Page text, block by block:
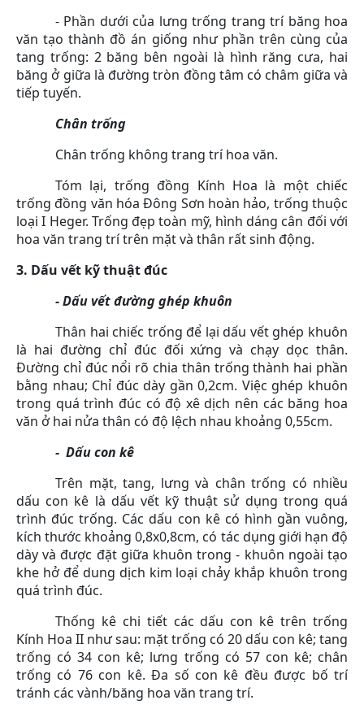
- Phần dưới của lưng trống trang trí băng hoa
văn tạo thành đồ án giống như phần trên cùng của
tang trống: 2 băng bên ngoài là hình răng cưa, hai
băng ở giữa là đường tròn đồng tâm có châm giữa và
tiếp tuyến.
Chân trống
Chân trống không trang trí hoa văn.
Tóm lại, trống đồng Kính Hoa là một chiếc
trống đồng văn hóa Đông Sơn hoàn hảo, trống thuộc
loại I Heger. Trống đẹp toàn mỹ, hình dáng cân đối với
hoa văn trang trí trên mặt và thân rất sinh động.
3. Dấu vết kỹ thuật đúc
- Dấu vết đường ghép khuôn
Thân hai chiếc trống để lại dấu vết ghép khuôn
là hai đường chỉ đúc đối xứng và chạy dọc thân.
Đường chỉ đúc nổi rõ chia thân trống thành hai phần
bằng nhau; Chỉ đúc dày gần 0,2cm. Việc ghép khuôn
trong quá trình đúc có độ xê dịch nên các băng hoa
văn ở hai nửa thân có độ lệch nhau khoảng 0,55cm.
- Dấu con kê
Trên mặt, tang, lưng và chân trống có nhiều
dấu con kê là dấu vết kỹ thuật sử dụng trong quá
trình đúc trống. Các dấu con kê có hình gần vuông,
kích thước khoảng 0,8x0,8cm, có tác dụng giới hạn độ
dày và được đặt giữa khuôn trong - khuôn ngoài tạo
khe hở để dung dịch kim loại chảy khắp khuôn trong
quá trình đúc.
Thống kê chi tiết các dấu con kê trên trống
Kính Hoa II như sau: mặt trống có 20 dấu con kê; tang
trống có 34 con kê; lưng trống có 57 con kê; chân
trống có 76 con kê. Đa số con kê đều được bố trí
tránh các vành/băng hoa văn trang trí.